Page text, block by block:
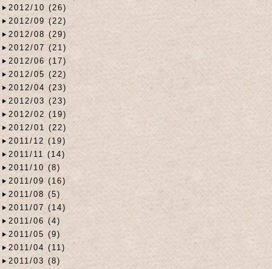
2012/10 (26)
2012/09 (22)
2012/08 (29)
2012/07 (21)
2012/06 (17)
2012/05 (22)
2012/04 (23)
2012/03 (23)
2012/02 (19)
2012/01 (22)
2011/12 (19)
2011/11 (14)
2011/10 (8)
2011/09 (16)
2011/08 (5)
2011/07 (14)
2011/06 (4)
2011/05 (9)
2011/04 (11)
2011/03 (8)